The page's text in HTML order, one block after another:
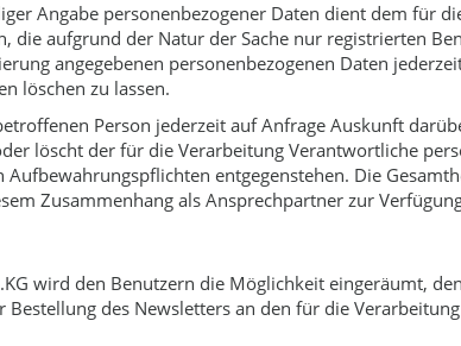
Angabe personenbezogener Daten dient dem für
die aufgrund der Natur der Sache nur registrierten
angegebenen personenbezogenen Daten
löschen zu lassen.
Person jederzeit auf Anfrage Auskunft
löscht der für die Verarbeitung Verantwortliche
entgegenstehen. Die
Zusammenhang als Ansprechpartner zur
wird den Benutzern die Möglichkeit eingeräumt,
Bestellung des Newsletters an den für die